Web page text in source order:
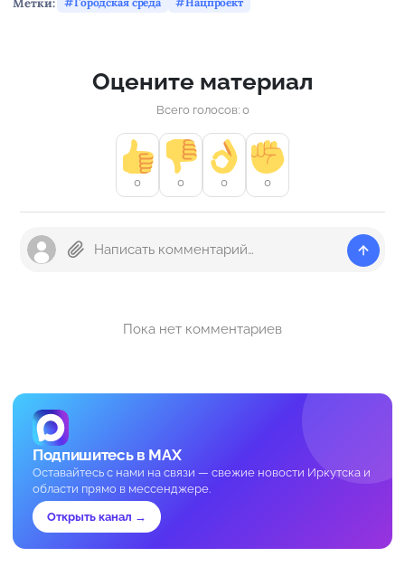
Оцените материал
Всего голосов: 0
0 0 0 0
Пока нет комментариев
Подпишитесь в MAX
Оставайтесь с нами на связи — свежие новости Иркутска и
области прямо в мессенджере.
Открыть канал →